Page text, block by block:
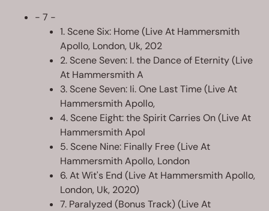
- 7 -
1. Scene Six: Home (Live At Hammersmith
Apollo, London, Uk, 202
2. Scene Seven: I. the Dance of Eternity (Live
At Hammersmith A
3. Scene Seven: Ii. One Last Time (Live At
Hammersmith Apollo,
4. Scene Eight: the Spirit Carries On (Live At
Hammersmith Apol
5. Scene Nine: Finally Free (Live At
Hammersmith Apollo, London
6. At Wit's End (Live At Hammersmith Apollo,
London, Uk, 2020)
7. Paralyzed (Bonus Track) (Live At